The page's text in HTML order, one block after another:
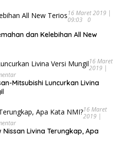
16 Maret 2019 |
09:03
0
dan Kelebihan All New
16 Maret
2019 |
Mitsubishi Luncurkan Livina
16 Maret
2019 |
Nissan Livina Terungkap, Apa